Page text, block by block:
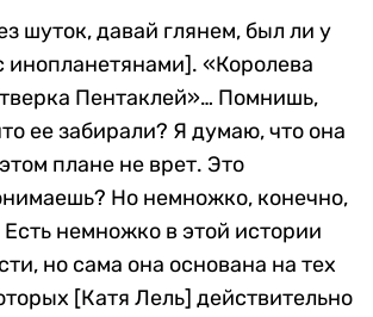
шуток, давай глянем, был ли у
инопланетянами]. «Королева
Пентаклей»… Помнишь,
ее забирали? Я думаю, что она
плане не врет. Это
Но немножко, конечно,
немножко в этой истории
но сама она основана на тех
[Катя Лель] действительно